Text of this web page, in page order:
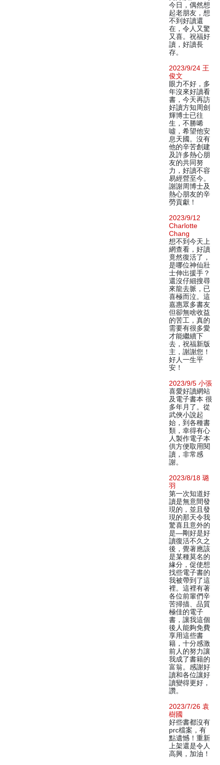
今日，偶然想
起老朋友，想
不到好讀還
在，令人又驚
又喜。祝福好
讀，好讀長
存。
2023/9/24 王
俊文
眼力不好，多
年沒來好讀看
書，今天再訪
好讀方知周劍
輝博士已往
生，不勝唏
噓，希望他安
息天國。沒有
他的辛苦創建
及許多熱心朋
友的共同努
力，好讀不容
易經營至今。
謝謝周博士及
熱心朋友的辛
勞貢獻！
2023/9/12
Charlotte
Chang
想不到今天上
網查看，好讀
竟然復活了，
是哪位神仙壯
士伸出援手？
還沒仔細搜尋
來龍去脈，已
喜極而泣。這
嘉惠眾多書友
但卻無啥收益
的苦工，真的
需要有很多愛
才能繼續下
去，祝福新版
主，謝謝您！
好人一生平
安！
2023/9/5 小張
喜愛好讀網站
及電子書本 很
多年月了。從
武俠小說起
始，到各種書
類，幸得有心
人製作電子本
供方便取用閱
讀，非常感
謝。
2023/8/18 璐
羽
第一次知道好
讀是無意間發
現的，並且發
現的那天令我
驚喜且意外的
是—剛好是好
讀復活不久之
後，覺著應該
是某種莫名的
緣分，促使想
找些電子書的
我被帶到了這
裡。這裡有著
各位前輩們辛
苦掃描、品質
極佳的電子
書，讓我這個
後人能夠免費
享用這些書
籍，十分感激
前人的努力讓
我成了書籍的
富翁。感謝好
讀和各位讓好
讀變得更好，
讚。
2023/7/26 袁
樹國
好些書都沒有
prc檔案，有
點遺憾！重新
上架還是令人
高興，加油！